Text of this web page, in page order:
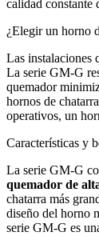
calidad constante
¿Elegir un horno
Las instalaciones
La serie GM‑G
quemador
hornos de
operativos, un
Características y
La serie GM‑G
quemador de
chatarra más
diseño del horno
serie GM‑G es